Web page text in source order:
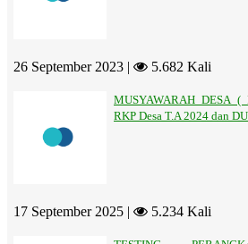
26 September 2023 | 5.682 Kali
MUSYAWARAH DESA (
RKP Desa T.A 2024 dan
17 September 2025 | 5.234 Kali